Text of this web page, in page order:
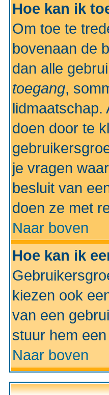
Hoe kan ik
Om toe te
bovenaan de
dan alle
toegang,
lidmaatschap.
doen door te
je vragen
besluit van
doen ze met
Naar boven
Hoe kan ik
kiezen ook
van een
stuur hem
Naar boven